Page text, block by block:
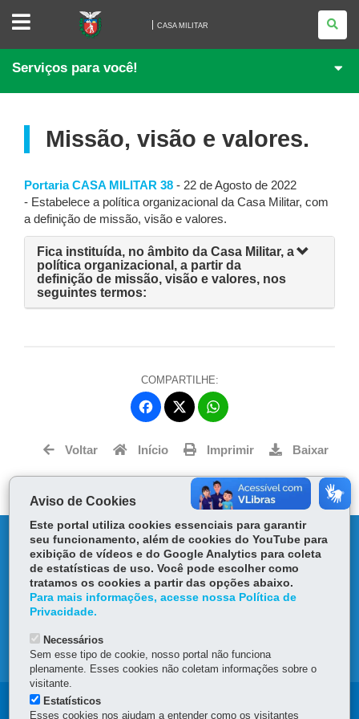
MILITAR
CASA MILITAR
Serviços para você!
Missão, visão e valores.
Portaria CASA MILITAR 38 - 22 de Agosto de 2022
- Estabelece a política organizacional da Casa Militar, com
a definição de missão, visão e valores.
Fica instituída, no âmbito da Casa Militar, a
política organizacional, a partir da
definição de missão, visão e valores, nos
seguintes termos:
COMPARTILHE:
Fa
ce
bo
itt
er
ts
p
Voltar Início Imprimir Baixar
MAPA DO SITE
DENUNCIE CORRUPÇÃO
OUVIDORIA
TRANSPARÊNCIA INSTITUCIONAL
Navegação
Aviso de Cookies
Este portal utiliza cookies essenciais para garantir
seu funcionamento, além de cookies do YouTube para
exibição de vídeos e do Google Analytics para coleta
de estatísticas de uso. Você pode escolher como
tratamos os cookies a partir das opções abaixo.
Para mais informações, acesse nossa Política de
Privacidade.
Necessários
Sem esse tipo de cookie, nosso portal não funciona
plenamente. Esses cookies não coletam informações sobre o
visitante.
Estatísticos
Esses cookies nos ajudam a entender como os visitantes